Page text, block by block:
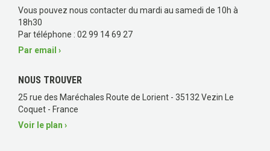
Vous pouvez nous contacter du mardi au samedi de 10h à
18h30
Par téléphone : 02 99 14 69 27
Par email ›
NOUS TROUVER
25 rue des Maréchales Route de Lorient - 35132 Vezin Le
Coquet - France
Voir le plan ›